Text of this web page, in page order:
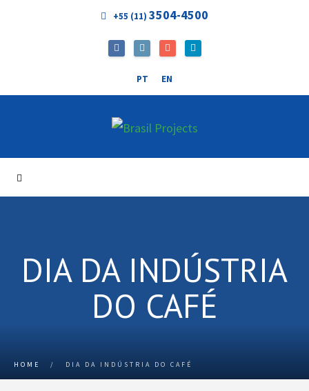
+55 (11) 3504-4500
PT EN
DIA DA INDÚSTRIA
DO CAFÉ
HOME / DIA DA INDÚSTRIA DO CAFÉ